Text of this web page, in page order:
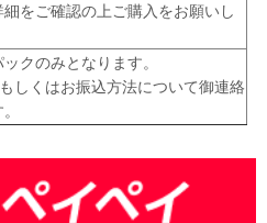
をご確認の上ご購入をお願いし
クのみとなります。
しくはお振込方法について御連絡